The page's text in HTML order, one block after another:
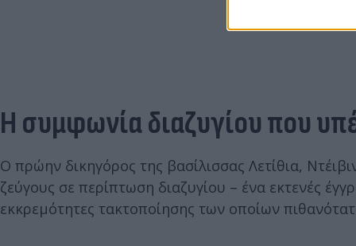
Η συμφωνία διαζυγίου που
Ο πρώην δικηγόρος της βασίλισσας Λετίθια,
ζεύγους σε περίπτωση διαζυγίου – ένα εκτενές
εκκρεμότητες τακτοποίησης των οποίων